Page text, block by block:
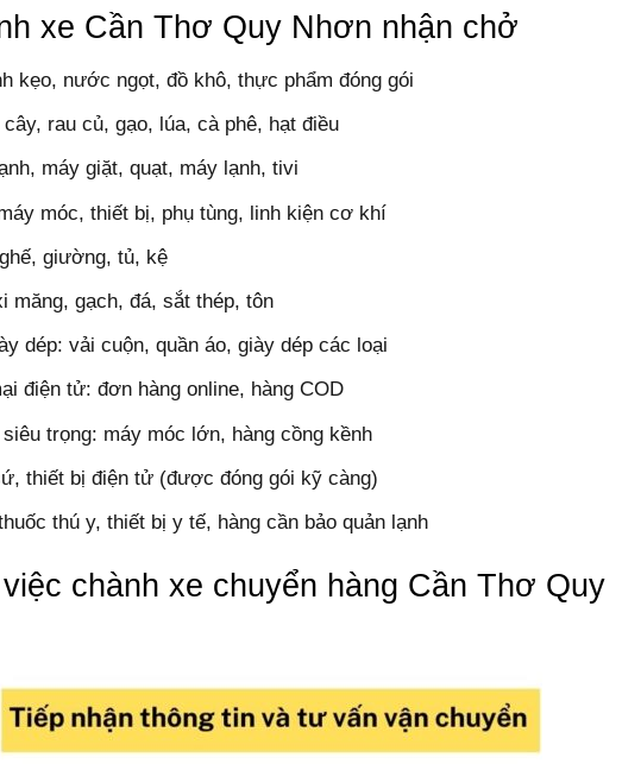
xe Cần Thơ Quy Nhơn nhận chở
kẹo, nước ngọt, đồ khô, thực phẩm đóng gói
rau củ, gạo, lúa, cà phê, hạt điều
máy giặt, quạt, máy lạnh, tivi
móc, thiết bị, phụ tùng, linh kiện cơ khí
giường, tủ, kệ
măng, gạch, đá, sắt thép, tôn
dép: vải cuộn, quần áo, giày dép các loại
điện tử: đơn hàng online, hàng COD
trọng: máy móc lớn, hàng cồng kềnh
thiết bị điện tử (được đóng gói kỹ càng)
thú y, thiết bị y tế, hàng cần bảo quản lạnh
chành xe chuyển hàng Cần Thơ Quy